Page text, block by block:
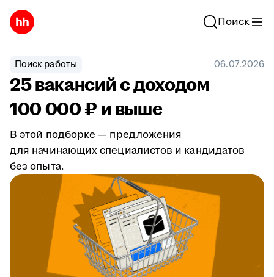
Поиск
Поиск работы 06.07.2026
25 вакансий с доходом
100 000 ₽ и выше
В этой подборке — предложения
для начинающих специалистов и кандидатов
без опыта.